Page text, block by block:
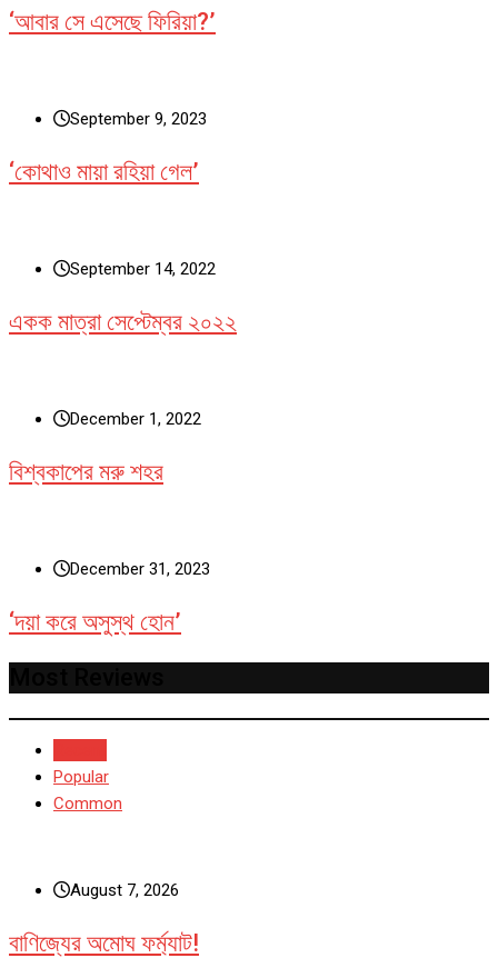
‘আবার সে এসেছে ফিরিয়া?’
September 9, 2023
‘কোথাও মায়া রহিয়া গেল’
September 14, 2022
একক মাত্রা সেপ্টেম্বর ২০২২
December 1, 2022
বিশ্বকাপের মরু শহর
December 31, 2023
‘দয়া করে অসুস্থ হোন’
Popular
Common
August 7, 2026
বাণিজ্যের অমোঘ ফর্ম্যাট!